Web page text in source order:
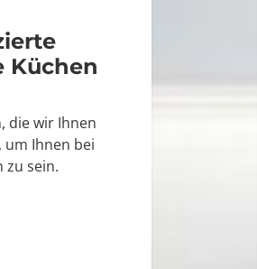
Küchen
die wir Ihnen
um Ihnen bei
zu sein.